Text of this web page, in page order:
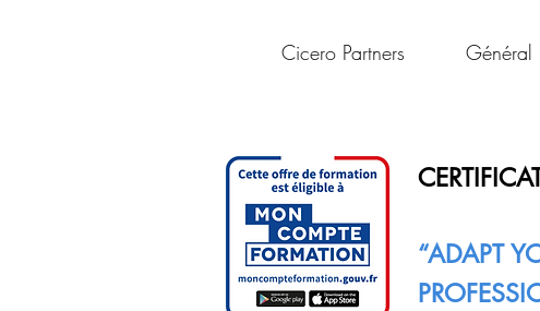
Cicero Partners Général
“ADAPT